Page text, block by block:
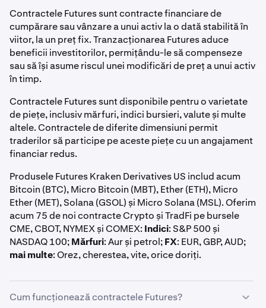
Contractele Futures sunt contracte financiare de
cumpărare sau vânzare a unui activ la o dată stabilită în
viitor, la un preț fix. Tranzacționarea Futures aduce
beneficii investitorilor, permițându-le să compenseze
sau să își asume riscul unei modificări de preț a unui activ
în timp.
Contractele Futures sunt disponibile pentru o varietate
de piețe, inclusiv mărfuri, indici bursieri, valute și multe
altele. Contractele de diferite dimensiuni permit
traderilor să participe pe aceste piețe cu un angajament
financiar redus.
Produsele Futures Kraken Derivatives US includ acum
Bitcoin (BTC), Micro Bitcoin (MBT), Ether (ETH), Micro
Ether (MET), Solana (GSOL) și Micro Solana (MSL). Oferim
acum 75 de noi contracte Crypto și TradFi pe bursele
CME, CBOT, NYMEX și COMEX: Indici: S&P 500 și
NASDAQ 100;Mărfuri: Aur și petrol;FX: EUR, GBP, AUD;
mai multe: Orez, cherestea, vite, orice doriți.
Cum funcționează contractele Futures?